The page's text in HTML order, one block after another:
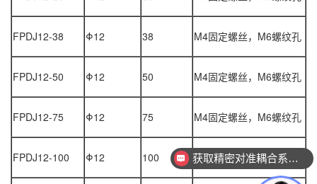
FPDJ12-38 Φ12 38 M4固定螺丝， M6螺纹孔
FPDJ12-50 Φ12 50 M4固定螺丝， M6螺纹孔
FPDJ12-75 Φ12 75 M4固定螺丝， M6螺纹孔
FPDJ12-100 Φ12 100 M4固定螺丝，M6螺纹孔获取精密对准耦合系统技术方案